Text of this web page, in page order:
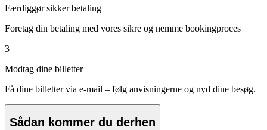
Færdiggør sikker betaling
Foretag din betaling med vores sikre og nemme bookingproces
3
Modtag dine billetter
Få dine billetter via e-mail – følg anvisningerne og nyd dine besøg.
Sådan kommer du derhen